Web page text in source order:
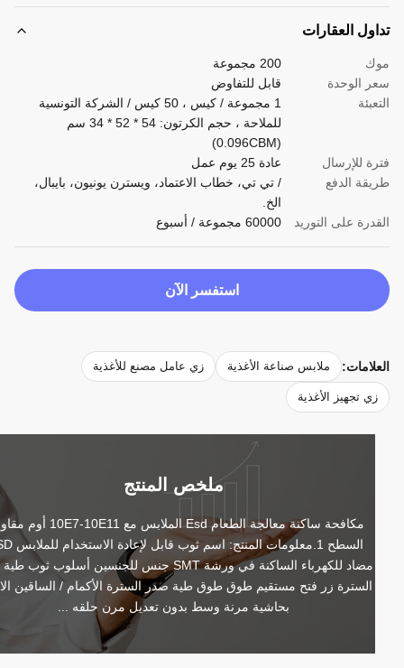
العقارات
الوحدة
قابل للتفاوض
1 مجموعة / كيس ، 50 كيس / الشركة التونسية
للملاحة ، حجم الكرتون: 54 * 52 * 34 سم
للإرسال
الدفع
/ تي تي، خطاب الاعتماد، ويسترن يونيون، بايبال،
على التوريد
60000 مجموعة / أسبوع
استفسر الآن
ملابس صناعة الأغذية زي عامل مصنع للأغذية
تجهيز الأغذية
ملخص المنتج
مكافحة ساكنة معالجة الطعام Esd الملابس مع 10E7-10E11 أوم مقاومة
السطح 1.معلومات المنتج: اسم ثوب قابل لإعادة الاستخدام للملابس ESD
مضاد للكهرباء الساكنة في ورشة SMT جنس للجنسين أسلوب ثوب طية صدر
السترة زر فتح مستقيم طوق طوق طية صدر السترة الأكمام / الساقين الانتهاء
بحاشية مرنة وسط بدون تعديل مرن حلقه ...